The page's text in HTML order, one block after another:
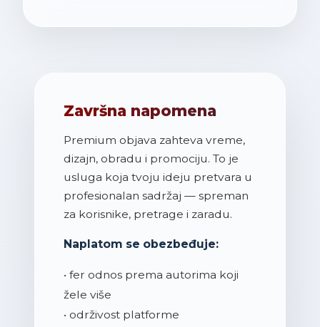
Završna napomena
Premium objava zahteva vreme,
dizajn, obradu i promociju. To je
usluga koja tvoju ideju pretvara u
profesionalan sadržaj — spreman
za korisnike, pretrage i zaradu.
Naplatom se obezbeđuje:
• fer odnos prema autorima koji
žele više
• održivost platforme